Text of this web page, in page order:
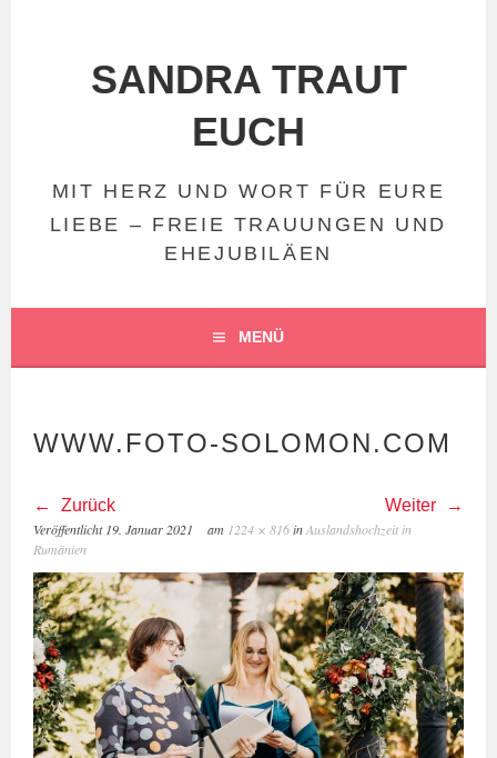
SANDRA TRAUT
EUCH
MIT HERZ UND WORT FÜR EURE
LIEBE – FREIE TRAUUNGEN UND
EHEJUBILÄEN
MENÜ
WWW.FOTO-SOLOMON.COM
Zurück Weiter
Veröffentlicht 19. Januar 2021 am 1224 × 816inAuslandshochzeit in
Rumänien